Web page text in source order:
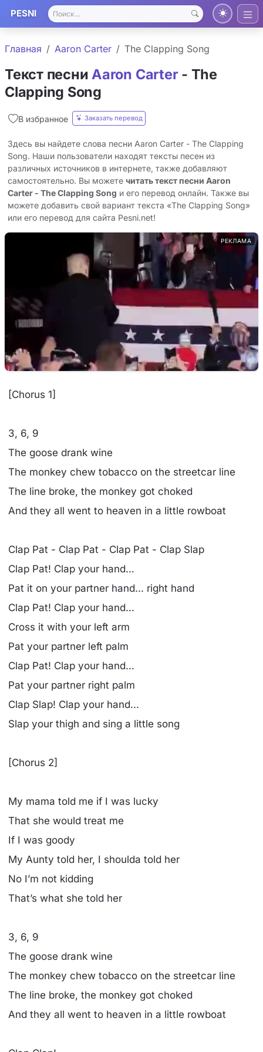
PESNI
Главная Aaron Carter The Clapping Song
Текст песни Aaron Carter- The
Clapping Song
В избранное Заказать перевод
Здесь вы найдете слова песни Aaron Carter - The Clapping
Song. Наши пользователи находят тексты песен из
различных источников в интернете, также добавляют
самостоятельно. Вы можете читать текст песни Aaron
Carter - The Clapping Song и его перевод онлайн. Также вы
можете добавить свой вариант текста «The Clapping Song»
или его перевод для сайта Pesni.net!
РЕКЛАМА
[Chorus 1]
3, 6, 9
The goose drank wine
The monkey chew tobacco on the streetcar line
The line broke, the monkey got choked
And they all went to heaven in a little rowboat
Clap Pat - Clap Pat - Clap Pat - Clap Slap
Clap Pat! Clap your hand...
Pat it on your partner hand... right hand
Clap Pat! Clap your hand...
Cross it with your left arm
Pat your partner left palm
Clap Pat! Clap your hand...
Pat your partner right palm
Clap Slap! Clap your hand...
Slap your thigh and sing a little song
[Chorus 2]
My mama told me if I was lucky
That she would treat me
If I was goody
My Aunty told her, I shoulda told her
No I’m not kidding
That’s what she told her
3, 6, 9
The goose drank wine
The monkey chew tobacco on the streetcar line
The line broke, the monkey got choked
And they all went to heaven in a little rowboat